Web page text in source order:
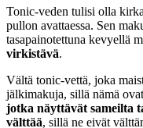
Tonic-veden tulisi olla
pullon avattaessa. Sen
tasapainotettuna kevyellä
virkistävä.
Vältä tonic-vettä, joka
jälkimakuja, sillä nämä
jotka näyttävät sameilta
välttää, sillä ne eivät